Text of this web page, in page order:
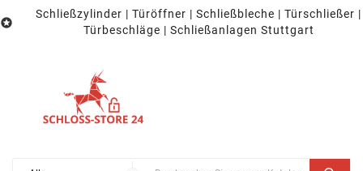

Schließzylinder | Türöffner | Schließbleche | Türschließer |
Türbeschläge | Schließanlagen Stuttgart